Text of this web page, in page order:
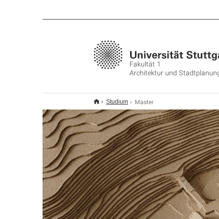
Fakultät 1
Architektur und
Studium Master